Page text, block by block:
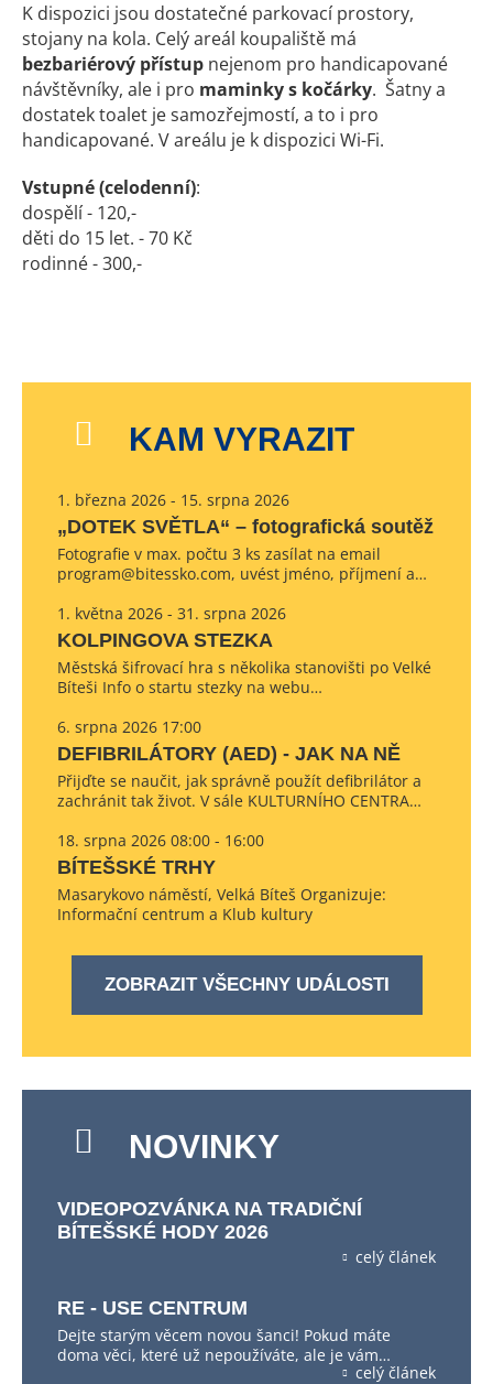
K dispozici jsou dostatečné parkovací prostory,
stojany na kola. Celý areál koupaliště má
bezbariérový přístup nejenom pro handicapované
návštěvníky, ale i pro maminky s kočárky. Šatny a
dostatek toalet je samozřejmostí, a to i pro
handicapované. V areálu je k dispozici Wi-Fi.
Vstupné (celodenní):
dospělí - 120,-
děti do 15 let. - 70 Kč
rodinné - 300,-
KAM VYRAZIT
1. března 2026 - 15. srpna 2026
„DOTEK SVĚTLA“ – fotografická soutěž
Fotografie v max. počtu 3 ks zasílat na email
program@bitessko.com, uvést jméno, příjmení a…
1. května 2026 - 31. srpna 2026
KOLPINGOVA STEZKA
Městská šifrovací hra s několika stanovišti po Velké
Bíteši Info o startu stezky na webu…
6. srpna 2026 17:00
DEFIBRILÁTORY (AED) - JAK NA NĚ
Přijďte se naučit, jak správně použít defibrilátor a
zachránit tak život. V sále KULTURNÍHO CENTRA…
18. srpna 2026 08:00 - 16:00
BÍTEŠSKÉ TRHY
Masarykovo náměstí, Velká Bíteš Organizuje:
Informační centrum a Klub kultury
ZOBRAZIT VŠECHNY UDÁLOSTI
NOVINKY
VIDEOPOZVÁNKA NA TRADIČNÍ
BÍTEŠSKÉ HODY 2026
celý článek
RE - USE CENTRUM
Dejte starým věcem novou šanci! Pokud máte
doma věci, které už nepoužíváte, ale je vám…
celý článek